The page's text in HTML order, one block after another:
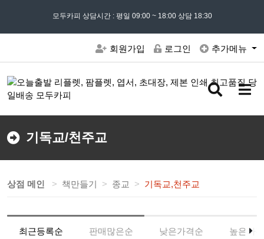
모든 문의는02) 302 - 7797및 ' 견적문의 ' 게시판을 이용해주세요
모두카피 상담시간 : 평일 09:00 ~ 18:00 상담 18:30
회원가입 로그인 추가메뉴
검
버
메
버
기독교/천주교
상점 메인 책만들기 종교 기독교,천주교
최근등록순 판매많은순 낮은가격순 높은가